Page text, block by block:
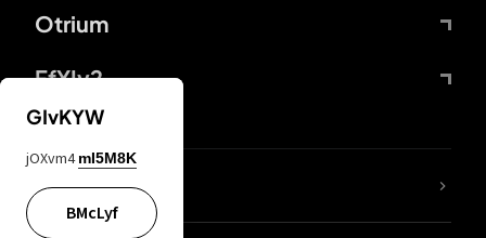
Otrium
FfYIy2
KIjvtr
GIvKYW
jOXvm4 mI5M8K
BMcLyf